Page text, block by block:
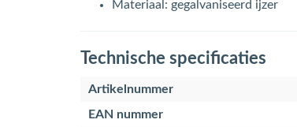
Materiaal: gegalvaniseerd ijzer
Technische specificaties
Artikelnummer
EAN nummer